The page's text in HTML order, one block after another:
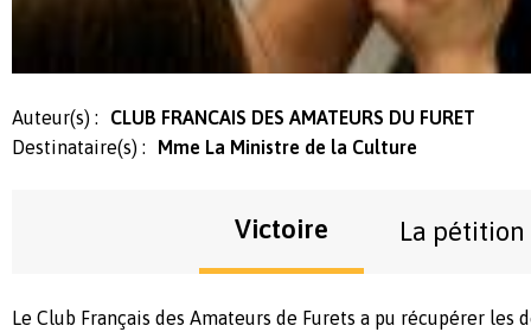
Auteur(s) :
CLUB FRANCAIS DES AMATEURS DU FURET
Destinataire(s) :
Mme La Ministre de la Culture
Victoire La pétition
Le Club Français des Amateurs de Furets a pu récupérer les